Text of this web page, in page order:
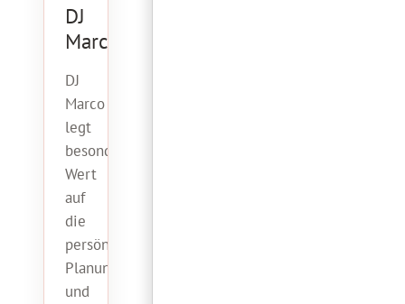
DJ
Marco
DJ
Marco
legt
besonderen
Wert
auf
die
persönliche
Planung
und